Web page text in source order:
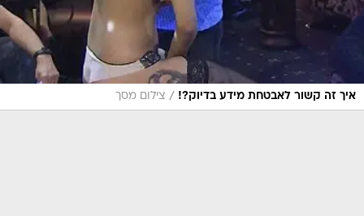
איך זה קשור לאבטחת מידע בדיוק?! / צילום מסך